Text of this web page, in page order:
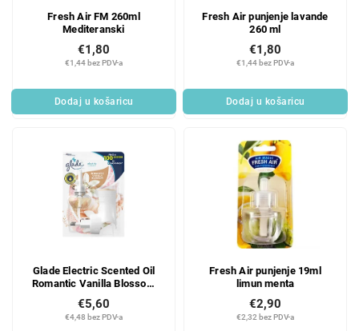
Fresh Air FM 260ml
Mediteranski
€1,44 bez PDV-a
€1,80
Dodaj u košaricu
Fresh Air punjenje lavande
260 ml
€1,44 bez PDV-a
€1,80
Dodaj u košaricu
Glade Electric Scented Oil
Romantic Vanilla Blossom
električni osvježivač zraka s
dozatorom i tekućim
punjenjem 20 ml
€4,48 bez PDV-a
€5,60
Fresh Air punjenje 19ml
limun menta
€2,32 bez PDV-a
€2,90